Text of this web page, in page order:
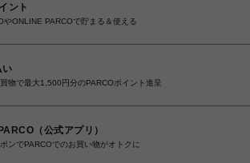
ント
やONLINE PARCOで貯まる＆使える
い
物で最大1,500円分のPARCOポイント進呈
（公式アプリ）
ンでPARCOでのお買い物がオトクに